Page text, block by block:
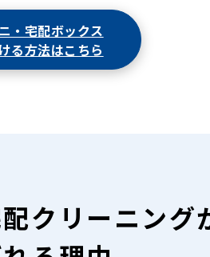
・宅配ボックス
る方法はこちら
クリーニング